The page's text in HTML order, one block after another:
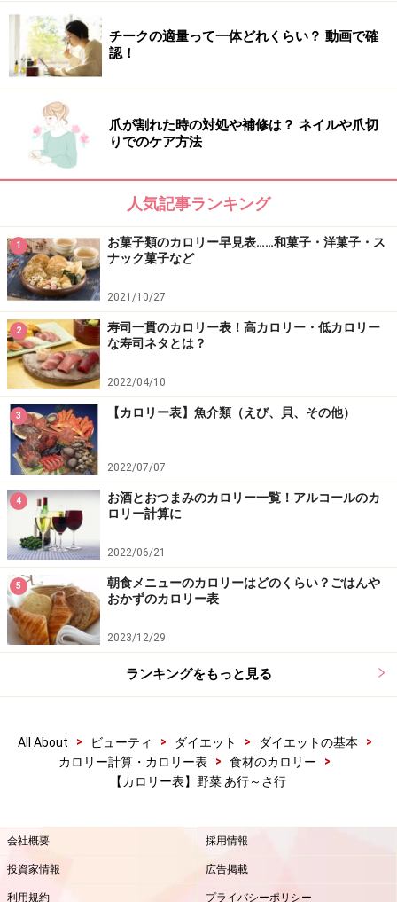
かぶ 漬物 ぬかみそ漬け 葉……34kcal
かぶ 漬物 ぬかみそ漬け 根、皮むき……31kcal
（かぼちゃ類）日本かぼちゃ 果実、生……49kcal
（かぼちゃ類）日本かぼちゃ 果実、ゆで……60kcal
（かぼちゃ類）西洋かぼちゃ 果実、生……91kcal
（かぼちゃ類）西洋かぼちゃ 果実、ゆで……93kcal
（かぼちゃ類）西洋かぼちゃ 果実、冷凍……83kcal
（かぼちゃ類）そうめんかぼちゃ 果実、生……24kcal
からしな 葉、生……26kcal
からしな 葉、塩漬……36kcal
カリフラワー 花序、生……27kcal
かんぴょう 乾……261kcal
かんぴょう ゆで……28kcal
チークの適量って一体どれくらい？ 動画で確
認！
爪が割れた時の対処や補修は？ ネイルや爪切
りでのケア方法
人気記事ランキング
1
お菓子類のカロリー早見表……和菓子・洋菓子・ス
ナック菓子など
2021/10/27
2
寿司一貫のカロリー表！高カロリー・低カロリー
な寿司ネタとは？
2022/04/10
3 【カロリー表】魚介類（えび、貝、その他）
2022/07/07
4
お酒とおつまみのカロリー一覧！アルコールのカ
ロリー計算に
2022/06/21
5
朝食メニューのカロリーはどのくらい？ごはんや
おかずのカロリー表
2023/12/29
ランキングをもっと見る
All About > ビューティ > ダイエット > ダイエットの基本
>
カロリー計算・カロリー表
> 食材のカロリー
>
【カロリー表】野菜 あ行～さ行
会社概要 採用情報
投資家情報 広告掲載
利用規約 プライバシーポリシー